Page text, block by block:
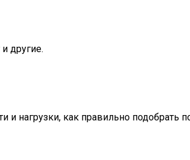
другие.
нагрузки, как правильно подобрать